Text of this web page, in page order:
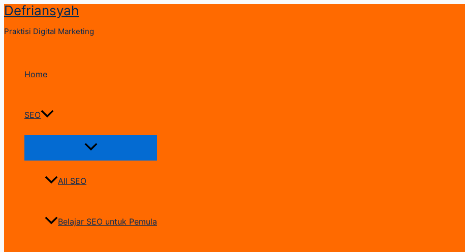
Skip
content
Defriansyah
Praktisi Digital Marketing
Home
SEO
Menu
All SEO
Belajar SEO untuk Pemula